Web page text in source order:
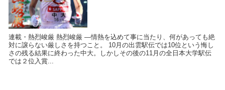
連載・熱烈峻厳 熱烈峻厳 ―情熱を込めて事に当たり、何があっても絶
対に譲らない厳しさを持つこと。 10月の出雲駅伝では10位という悔し
さの残る結果に終わった中大。しかしその後の11月の全日本大学駅伝
では２位入賞...